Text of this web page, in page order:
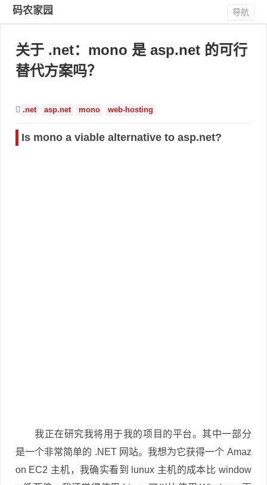
码农家园 导航
关于 .net：mono 是 asp.net 的可行
替代方案吗？
.net asp.net mono web-hosting
Is mono a viable alternative to asp.net?
我正在研究我将用于我的项目的平台。其中一部分
是一个非常简单的 .NET 网站。我想为它获得一个 Amaz
on EC2 主机，我确实看到 lunux 主机的成本比 window